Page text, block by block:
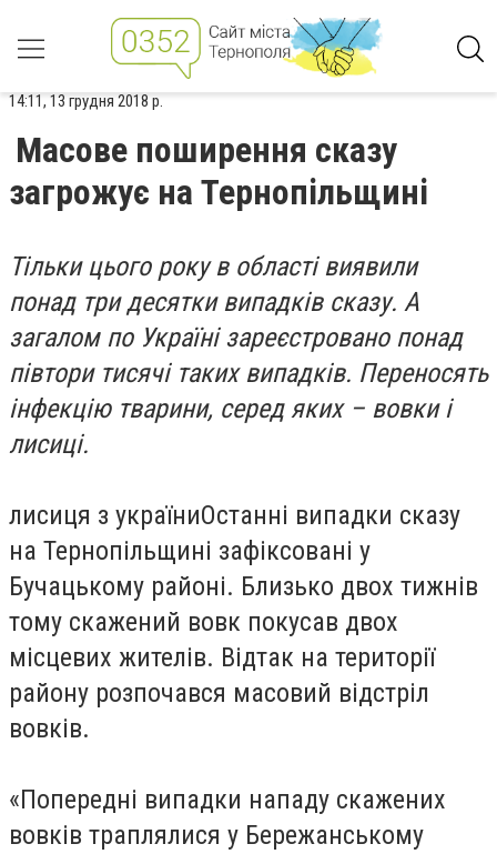
14:11, 13 грудня 2018 р.
Масове поширення сказу
загрожує на Тернопільщині
Тільки цього року в області виявили
понад три десятки випадків сказу. А
загалом по Україні зареєстровано понад
півтори тисячі таких випадків. Переносять
інфекцію тварини, серед яких – вовки і
лисиці.
лисиця з україниОстанні випадки сказу
на Тернопільщині зафіксовані у
Бучацькому районі. Близько двох тижнів
тому скажений вовк покусав двох
місцевих жителів. Відтак на території
району розпочався масовий відстріл
вовків.
«Попередні випадки нападу скажених
вовків траплялися у Бережанському